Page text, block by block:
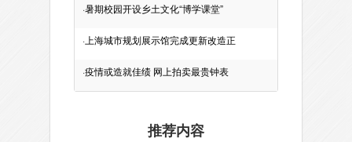
·暑期校园开设乡土文化“博学课堂”
· 上海城市规划展示馆完成更新改造正
·疫情或造就佳绩 网上拍卖最贵钟表
推荐内容